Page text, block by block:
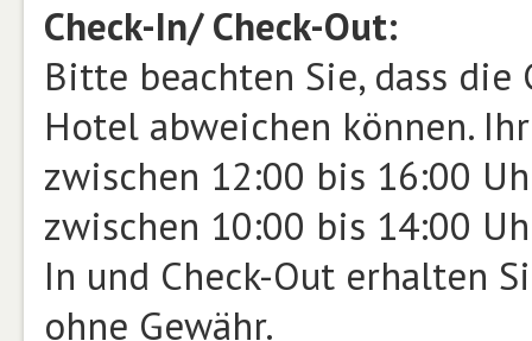
Check-In/ Check-Out:
Bitte beachten Sie, dass die
Hotel abweichen können.
zwischen 12:00 bis 16:00
zwischen 10:00 bis 14:00
In und Check-Out erhalten
ohne Gewähr.